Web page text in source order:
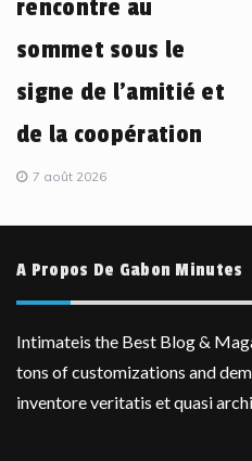
rencontre au
sommet sous le
signe de l’amitié et
de la coopération
7 août 2026
A Propos De Gabon Minutes
Intimateis the Best Blog &
tons of customizations and
inventore veritatis et quasi